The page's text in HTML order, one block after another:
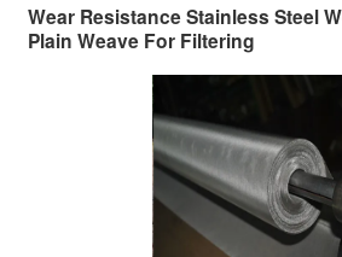
Wear Resistance Stainless Steel
Plain Weave For Filtering